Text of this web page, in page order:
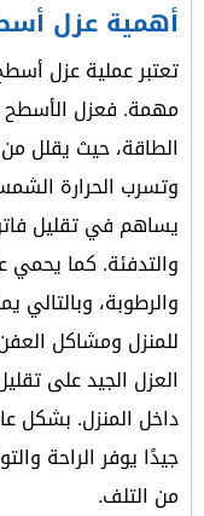
أهمية عزل
تعتبر عملية عزل
مهمة. فعزل
الطاقة، حيث يقلل
وتسرب الحرارة
يساهم في تقليل
والتدفئة. كما
والرطوبة،
للمنزل ومشاكل
العزل الجيد على
داخل المنزل. بشكل
جيدًا يوفر الراحة
من التلف.